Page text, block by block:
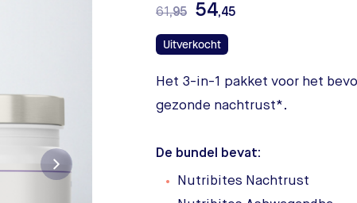
61,95 54,45
Uitverkocht
Het 3-in-1 pakket voor het
gezonde nachtrust*.
De bundel bevat:
Nutribites Nachtrust